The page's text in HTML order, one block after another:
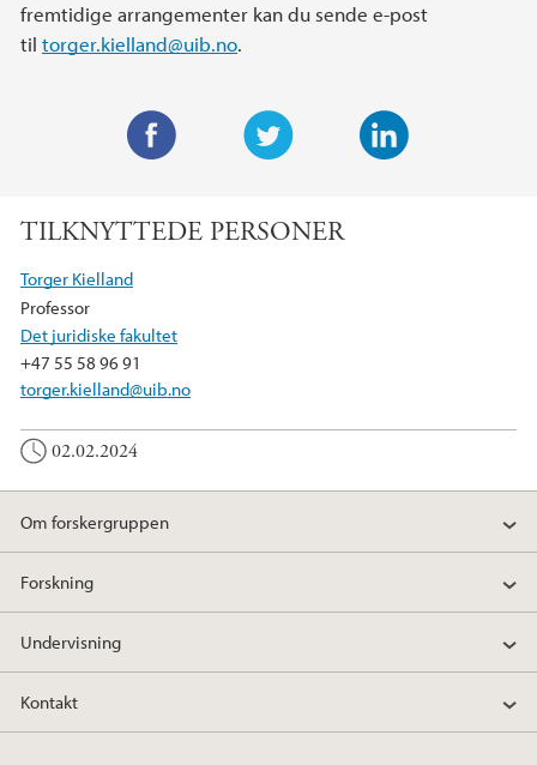
fremtidige arrangementer kan du sende e-post
til torger.kielland@uib.no.
i
b
o
o
k
TILKNYTTEDE PERSONER
Torger Kielland
Professor
Det juridiske fakultet
+47 55 58 96 91
torger.kielland@uib.no
02.02.2024
Om forskergruppen
Forskning
Undervisning
Kontakt